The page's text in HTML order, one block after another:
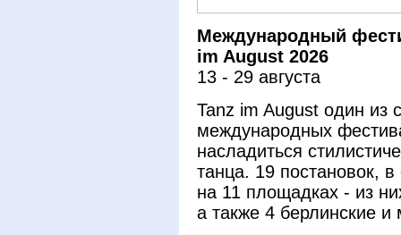
Международный
im August 2026
13 - 29 августа
Tanz im August один из
международных
насладиться
танца. 19 постановок,
на 11 площадках - из
а также 4 берлинские